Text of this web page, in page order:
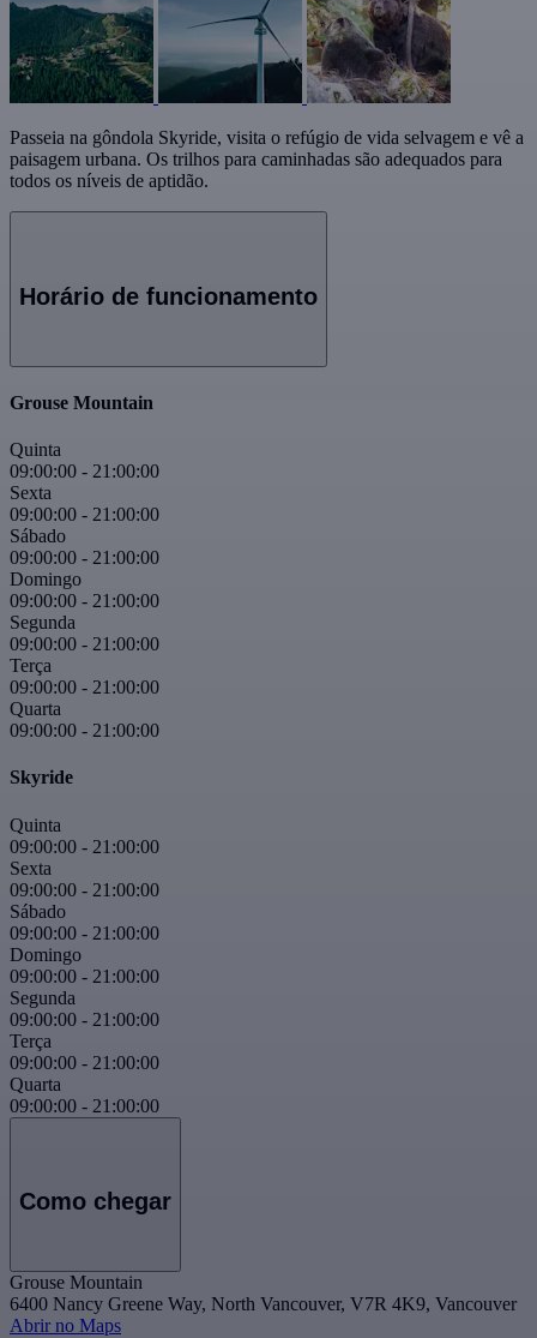
Passeia na gôndola Skyride, visita o refúgio de vida selvagem e vê a
paisagem urbana. Os trilhos para caminhadas são adequados para
todos os níveis de aptidão.
Horário de funcionamento
Grouse Mountain
Quinta
09:00:00 - 21:00:00
Sexta
09:00:00 - 21:00:00
Sábado
09:00:00 - 21:00:00
Domingo
09:00:00 - 21:00:00
Segunda
09:00:00 - 21:00:00
Terça
09:00:00 - 21:00:00
Quarta
09:00:00 - 21:00:00
Skyride
Quinta
09:00:00 - 21:00:00
Sexta
09:00:00 - 21:00:00
Sábado
09:00:00 - 21:00:00
Domingo
09:00:00 - 21:00:00
Segunda
09:00:00 - 21:00:00
Terça
09:00:00 - 21:00:00
Quarta
09:00:00 - 21:00:00
Como chegar
Grouse Mountain
6400 Nancy Greene Way, North Vancouver, V7R 4K9, Vancouver
Abrir no Maps